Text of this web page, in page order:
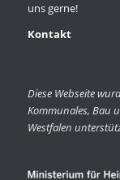
uns gerne!
Kontakt
Diese Webseite
Kommunales, Bau
Westfalen